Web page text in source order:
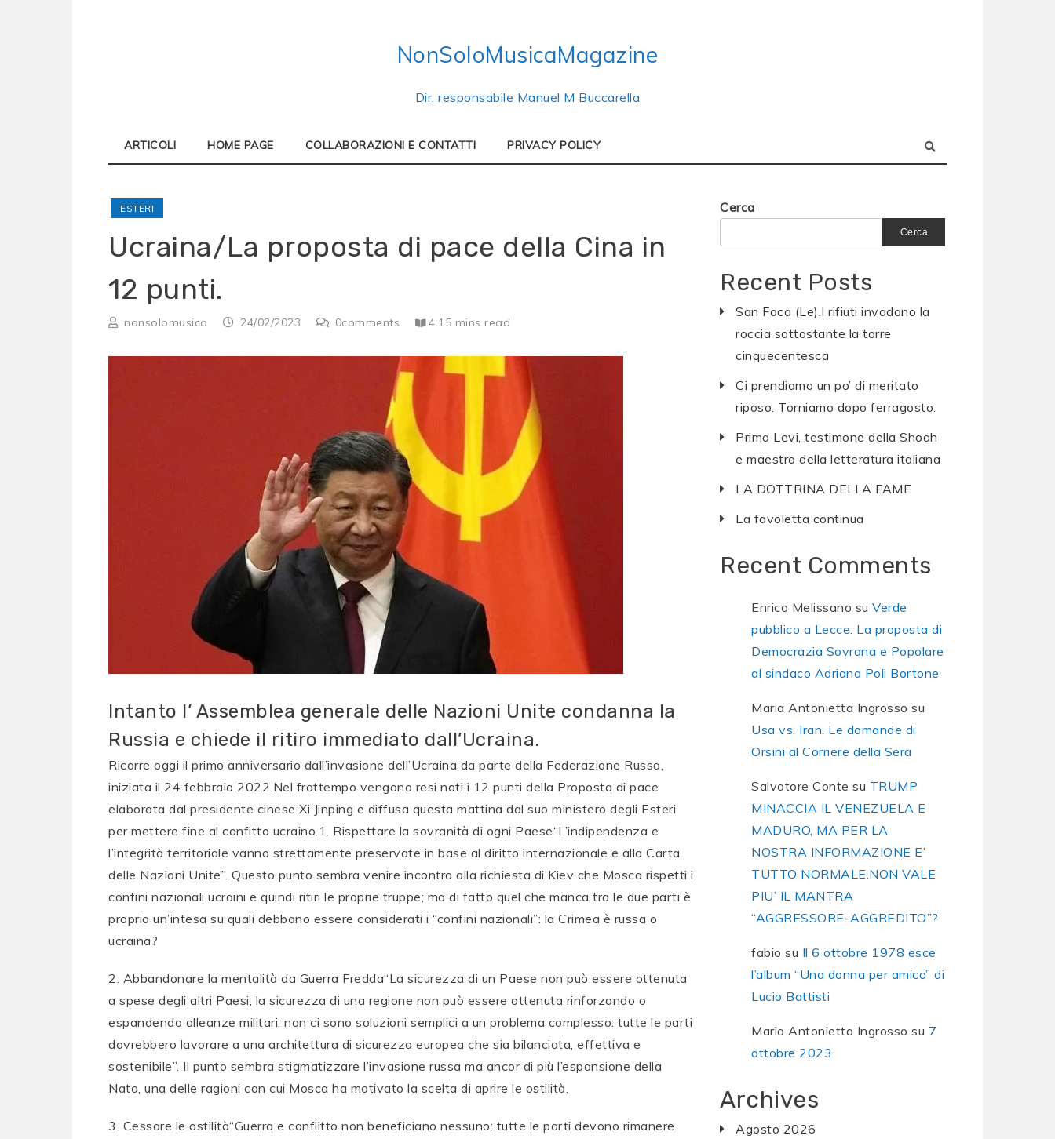
NonSoloMusicaMagazine
Dir. responsabile Manuel M Buccarella
ARTICOLI HOME PAGE COLLABORAZIONI E CONTATTI PRIVACY POLICY
ESTERI
Ucraina/La proposta di pace della Cina in
12 punti.
nonsolomusica 24/02/2023 0comments 4.15 mins read
Intanto l’ Assemblea generale delle Nazioni Unite condanna la
Russia e chiede il ritiro immediato dall’Ucraina.
Ricorre oggi il primo anniversario dall’invasione dell’Ucraina da parte della Federazione Russa,
iniziata il 24 febbraio 2022.Nel frattempo vengono resi noti i 12 punti della Proposta di pace
elaborata dal presidente cinese Xi Jinping e diffusa questa mattina dal suo ministero degli Esteri
per mettere fine al confitto ucraino.1. Rispettare la sovranità di ogni Paese“L’indipendenza e
l’integrità territoriale vanno strettamente preservate in base al diritto internazionale e alla Carta
delle Nazioni Unite”. Questo punto sembra venire incontro alla richiesta di Kiev che Mosca rispetti i
confini nazionali ucraini e quindi ritiri le proprie truppe; ma di fatto quel che manca tra le due parti è
proprio un’intesa su quali debbano essere considerati i “confini nazionali”: la Crimea è russa o
ucraina?
2. Abbandonare la mentalità da Guerra Fredda“La sicurezza di un Paese non può essere ottenuta
a spese degli altri Paesi; la sicurezza di una regione non può essere ottenuta rinforzando o
espandendo alleanze militari; non ci sono soluzioni semplici a un problema complesso: tutte le parti
dovrebbero lavorare a una architettura di sicurezza europea che sia bilanciata, effettiva e
sostenibile”. Il punto sembra stigmatizzare l’invasione russa ma ancor di più l’espansione della
Nato, una delle ragioni con cui Mosca ha motivato la scelta di aprire le ostilità.
3. Cessare le ostilità“Guerra e conflitto non beneficiano nessuno: tutte le parti devono rimanere
Cerca
Cerca
Recent Posts
San Foca (Le).I rifiuti invadono la
roccia sottostante la torre
cinquecentesca
Ci prendiamo un po’ di meritato
riposo. Torniamo dopo ferragosto.
Primo Levi, testimone della Shoah
e maestro della letteratura italiana
LA DOTTRINA DELLA FAME
La favoletta continua
Recent Comments
Enrico Melissano suVerde
pubblico a Lecce. La proposta di
Democrazia Sovrana e Popolare
al sindaco Adriana Poli Bortone
Maria Antonietta Ingrosso su
Usa vs. Iran. Le domande di
Orsini al Corriere della Sera
Salvatore Conte su TRUMP
MINACCIA IL VENEZUELA E
MADURO, MA PER LA
NOSTRA INFORMAZIONE E’
TUTTO NORMALE.NON VALE
PIU’ IL MANTRA
“AGGRESSORE-AGGREDITO”?
fabio su Il 6 ottobre 1978 esce
l’album “Una donna per amico” di
Lucio Battisti
Maria Antonietta Ingrosso su 7
ottobre 2023
Archives
Agosto 2026